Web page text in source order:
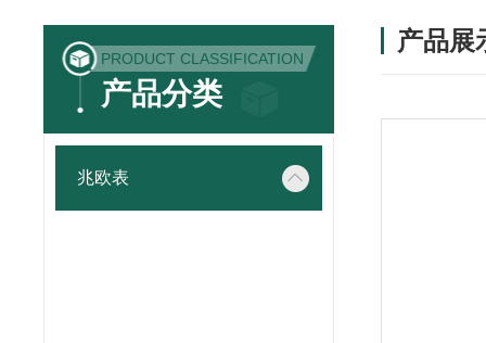
PRODUCT CLASSIFICATION
产品分类
兆欧表
产品展